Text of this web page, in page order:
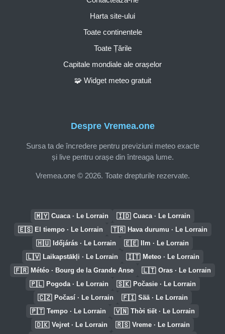
Despre Vremea.one
Sursa ta de încredere pentru previziuni meteo exacte
și live pentru orașe din întreaga lume.
Vremea.one © 2026. Toate drepturile rezervate.
Harta site-ului
Toate continentele
Toate Țările
Capitale mondiale ale orașelor
🧩 Widget meteo gratuit
🇲🇾 Cuaca · Le Lorrain 🇮🇩 Cuaca · Le Lorrain
🇪🇸 El tiempo · Le Lorrain 🇹🇷 Hava durumu · Le Lorrain
🇭🇺 Időjárás · Le Lorrain 🇪🇪 Ilm · Le Lorrain
🇱🇻 Laikapstākļi · Le Lorrain 🇮🇹 Meteo · Le Lorrain
🇫🇷 Météo · Bourg de la Grande Anse 🇱🇹 Oras · Le Lorrain
🇵🇱 Pogoda · Le Lorrain 🇸🇰 Počasie · Le Lorrain
🇨🇿 Počasí · Le Lorrain 🇫🇮 Sää · Le Lorrain
🇵🇹 Tempo · Le Lorrain 🇻🇳 Thời tiết · Le Lorrain
🇩🇰 Vejret · Le Lorrain 🇷🇸 Vreme · Le Lorrain